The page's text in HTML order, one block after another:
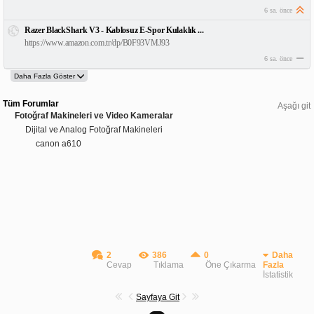
6 sa. önce
Razer BlackShark V3 - Kablosuz E-Spor Kulaklık ...
https://www.amazon.com.tr/dp/B0F93VMJ93
6 sa. önce
Aşağı git
Tüm Forumlar
Fotoğraf Makineleri ve Video Kameralar
Dijital ve Analog Fotoğraf Makineleri
canon a610
2
Cevap
386
Tıklama
0
Öne Çıkarma
Daha
Fazla
İstatistik
Sayfaya Git